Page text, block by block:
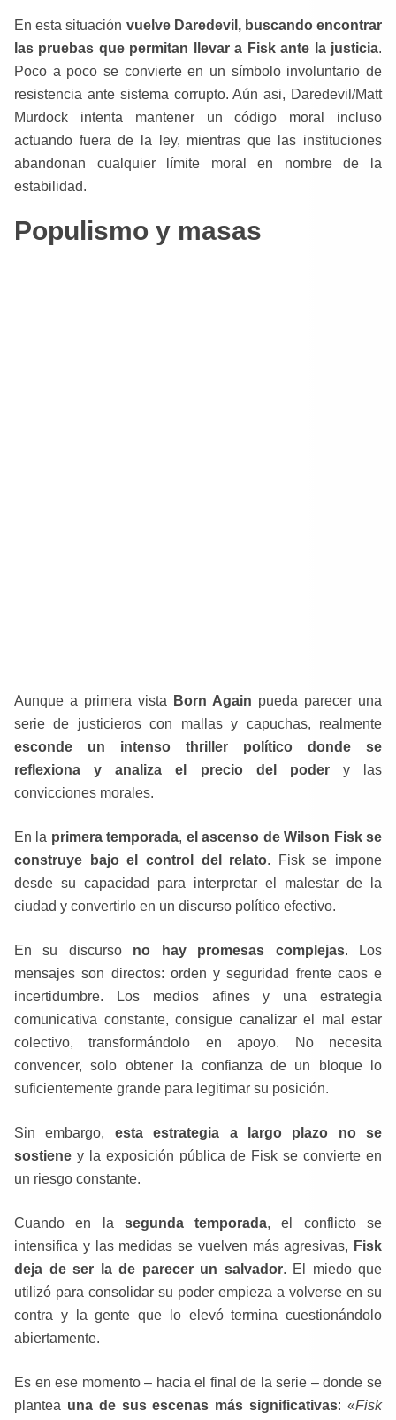
En esta situación vuelve Daredevil, buscando encontrar
las pruebas que permitan llevar a Fisk ante la justicia.
Poco a poco se convierte en un símbolo involuntario de
resistencia ante sistema corrupto. Aún asi, Daredevil/Matt
Murdock intenta mantener un código moral incluso
actuando fuera de la ley, mientras que las instituciones
abandonan cualquier límite moral en nombre de la
estabilidad.
Populismo y masas
Aunque a primera vista Born Again pueda parecer una
serie de justicieros con mallas y capuchas, realmente
esconde un intenso thriller político donde se
reflexiona y analiza el precio del podery las
convicciones morales.
En la primera temporada, el ascenso de Wilson Fisk se
construye bajo el control del relato. Fisk se impone
desde su capacidad para interpretar el malestar de la
ciudad y convertirlo en un discurso político efectivo.
En su discurso no hay promesas complejas. Los
mensajes son directos: orden y seguridad frente caos e
incertidumbre. Los medios afines y una estrategia
comunicativa constante, consigue canalizar el mal estar
colectivo, transformándolo en apoyo. No necesita
convencer, solo obtener la confianza de un bloque lo
suficientemente grande para legitimar su posición.
Sin embargo, esta estrategia a largo plazo no se
sostiene y la exposición pública de Fisk se convierte en
un riesgo constante.
Cuando en la segunda temporada, el conflicto se
intensifica y las medidas se vuelven más agresivas, Fisk
deja de ser la de parecer un salvador. El miedo que
utilizó para consolidar su poder empieza a volverse en su
contra y la gente que lo elevó termina cuestionándolo
abiertamente.
Es en ese momento – hacia el final de la serie – donde se
plantea una de sus escenas más significativas: «Fisk